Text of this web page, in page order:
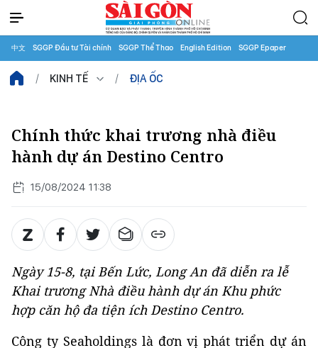
中文 SGGP Đầu tư Tài chính SGGP Thể Thao English Edition SGGP Epaper
KINH TẾ ĐỊA ỐC
Chính thức khai trương nhà điều
hành dự án Destino Centro
15/08/2024 11:38
Ngày 15-8, tại Bến Lức, Long An đã diễn ra lễ
Khai trương Nhà điều hành dự án Khu phức
hợp căn hộ đa tiện ích Destino Centro.
Công ty Seaholdings là đơn vị phát triển dự án